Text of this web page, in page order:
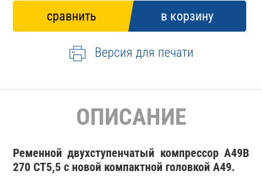
Версия для печати
ОПИСАНИЕ
Ременной двухступенчатый компрессор A49B
270 CT5,5 с новой компактной головкой А49.